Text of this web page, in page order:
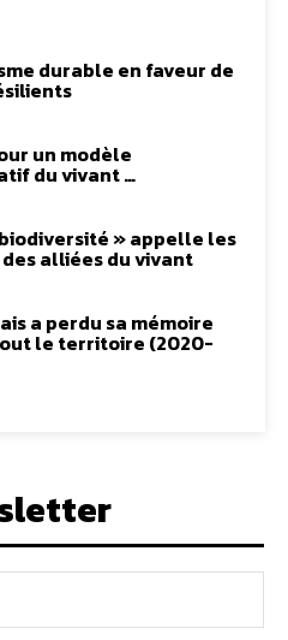
durable en faveur de
un modèle
du vivant …
biodiversité » appelle les
alliées du vivant
a perdu sa mémoire
le territoire (2020-